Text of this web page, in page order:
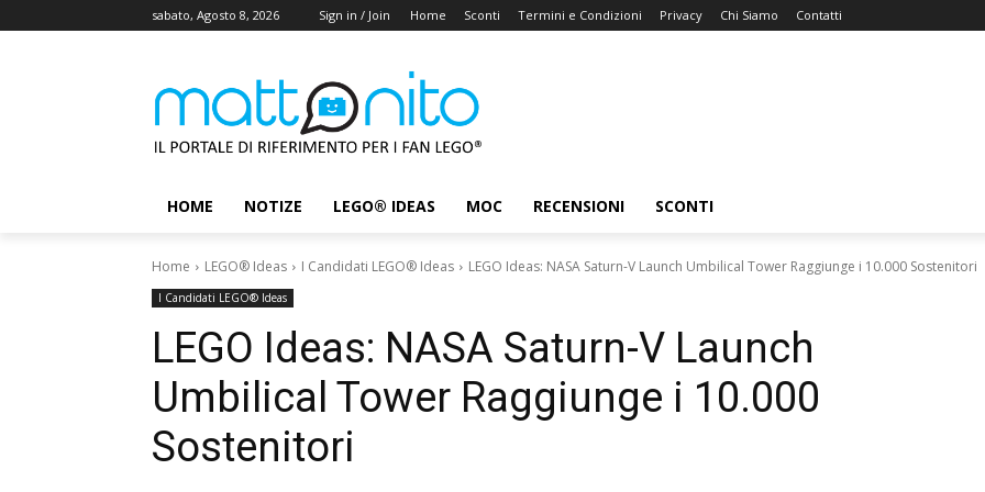
sabato, Agosto 8, 2026 Sign in / Join Home Sconti Termini e Condizioni Privacy Chi Siamo Contatti
HOME NOTIZE LEGO® IDEAS MOC RECENSIONI SCONTI
Home LEGO® Ideas I Candidati LEGO® Ideas LEGO Ideas: NASA Saturn-V Launch Umbilical Tower Raggiunge i 10.000 Sostenitori
I Candidati LEGO® Ideas
LEGO Ideas: NASA Saturn-V Launch
Umbilical Tower Raggiunge i 10.000
Sostenitori